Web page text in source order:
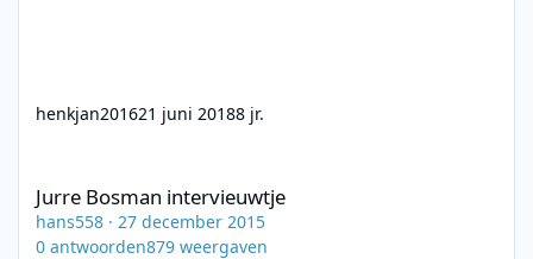
henkjan201621 juni 20188 jr.
Jurre Bosman intervieuwtje
hans558 · 27 december 2015
0 antwoorden879 weergaven